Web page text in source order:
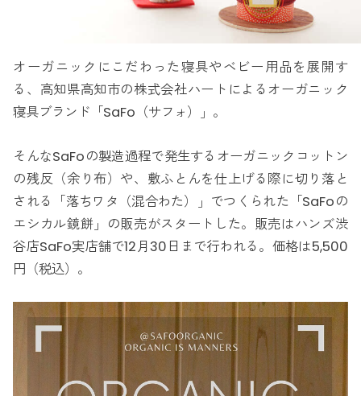
オーガニックにこだわった寝具やベビー用品を展開す
る、高知県高知市の株式会社ハートによるオーガニック
寝具ブランド「SaFo（サフォ）」。
そんなSaFoの製造過程で発生するオーガニックコットン
の残反（余り布）や、敷ふとんを仕上げる際に切り落と
される「落ちワタ（混合わた）」でつくられた「SaFoの
エシカル鏡餅」の販売がスタートした。販売はハンズ渋
谷店SaFo実店舗で12月30日まで行われる。価格は5,500
円（税込）。